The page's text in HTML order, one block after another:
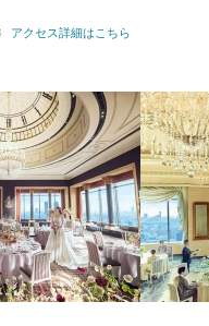
数: 着席：10名 ～ 140名
アクセス詳細はこちら